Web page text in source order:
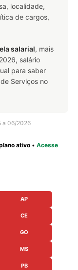
localidade,
de cargos,
salarial, mais
salário
para saber
Serviços no
a 06/2026
ativo •Acesse
AP
CE
GO
MS
PB